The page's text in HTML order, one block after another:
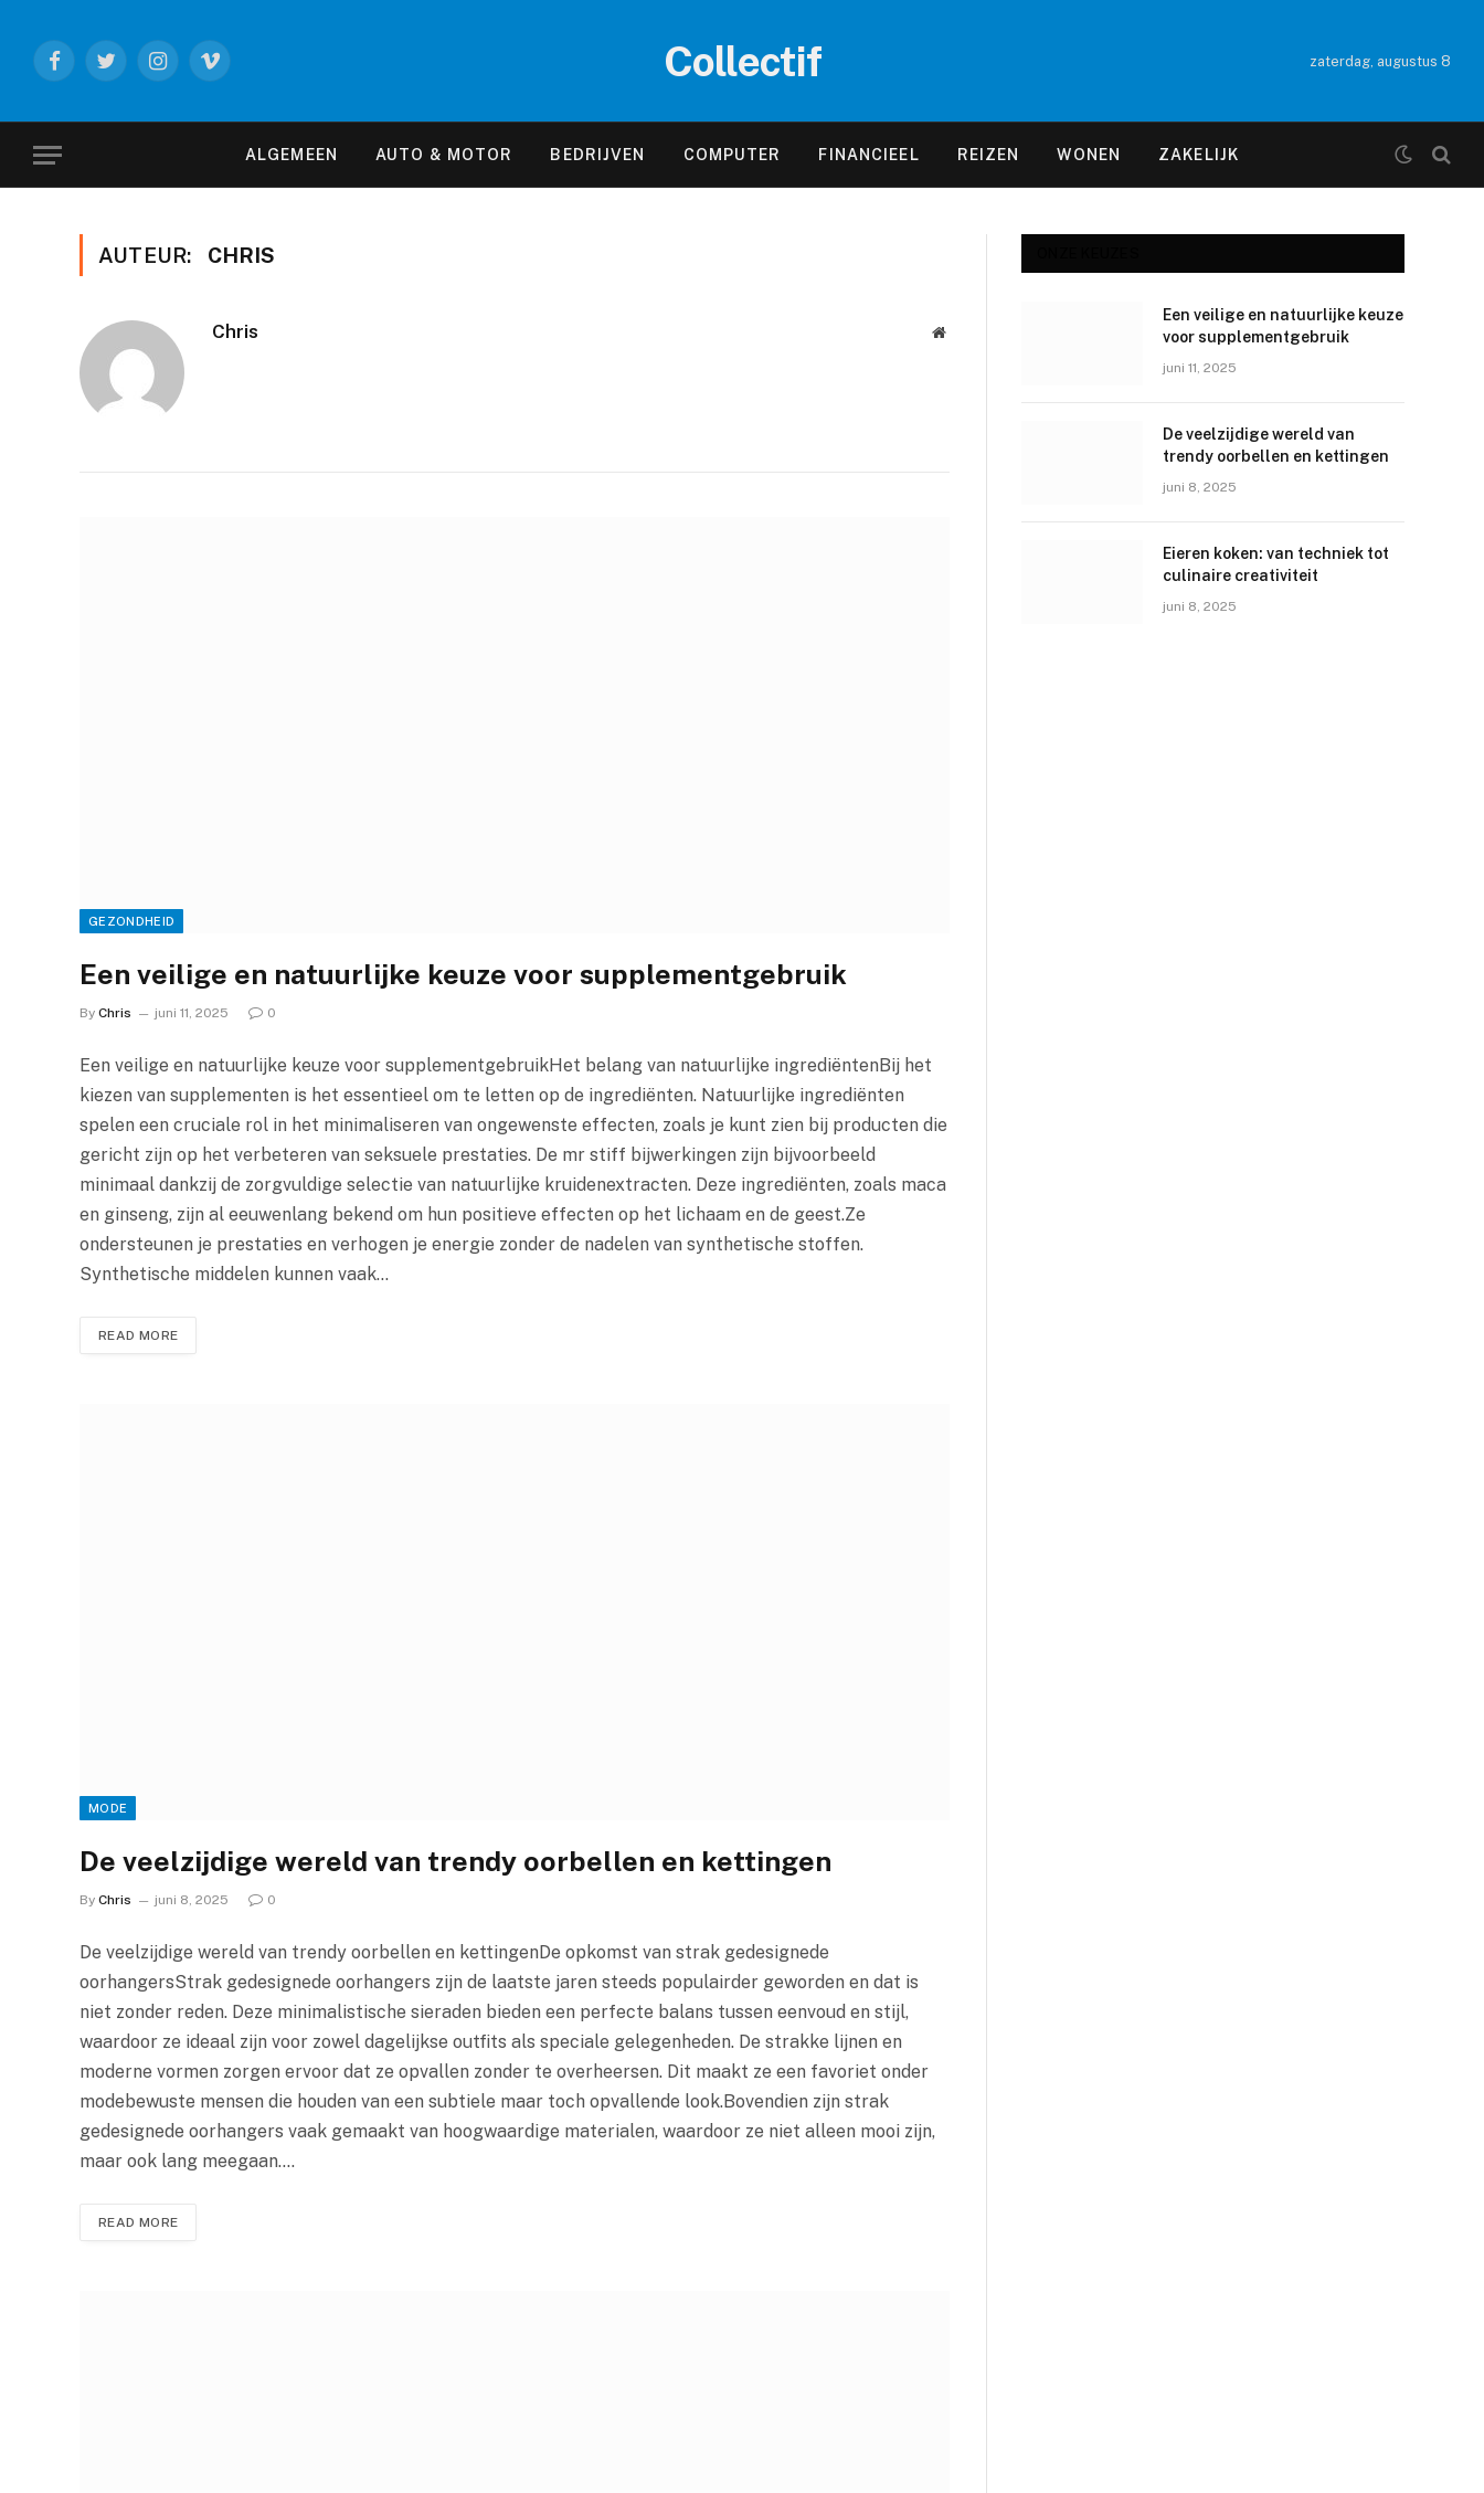
FacebookTwitterInstagram
Vimeo Collectif zaterdag, augustus 8
ALGEMEEN AUTO & MOTOR BEDRIJVEN COMPUTER FINANCIEEL REIZEN WONEN ZAKELIJK
AUTEUR: CHRIS
Chris Website
GEZONDHEID
Een veilige en natuurlijke keuze voor supplementgebruik
By Chris juni 11, 2025 0
Een veilige en natuurlijke keuze voor supplementgebruikHet belang van natuurlijke ingrediëntenBij het
kiezen van supplementen is het essentieel om te letten op de ingrediënten. Natuurlijke ingrediënten
spelen een cruciale rol in het minimaliseren van ongewenste effecten, zoals je kunt zien bij producten die
gericht zijn op het verbeteren van seksuele prestaties. De mr stiff bijwerkingen zijn bijvoorbeeld
minimaal dankzij de zorgvuldige selectie van natuurlijke kruidenextracten. Deze ingrediënten, zoals maca
en ginseng, zijn al eeuwenlang bekend om hun positieve effecten op het lichaam en de geest.Ze
ondersteunen je prestaties en verhogen je energie zonder de nadelen van synthetische stoffen.
Synthetische middelen kunnen vaak…
READ MORE
MODE
De veelzijdige wereld van trendy oorbellen en kettingen
By Chris juni 8, 2025 0
De veelzijdige wereld van trendy oorbellen en kettingenDe opkomst van strak gedesignede
oorhangersStrak gedesignede oorhangers zijn de laatste jaren steeds populairder geworden en dat is
niet zonder reden. Deze minimalistische sieraden bieden een perfecte balans tussen eenvoud en stijl,
waardoor ze ideaal zijn voor zowel dagelijkse outfits als speciale gelegenheden. De strakke lijnen en
moderne vormen zorgen ervoor dat ze opvallen zonder te overheersen. Dit maakt ze een favoriet onder
modebewuste mensen die houden van een subtiele maar toch opvallende look.Bovendien zijn strak
gedesignede oorhangers vaak gemaakt van hoogwaardige materialen, waardoor ze niet alleen mooi zijn,
maar ook lang meegaan.…
READ MORE
Een veilige en natuurlijke keuze
voor supplementgebruik
juni 11, 2025
De veelzijdige wereld van
trendy oorbellen en kettingen
juni 8, 2025
Eieren koken: van techniek tot
culinaire creativiteit
juni 8, 2025